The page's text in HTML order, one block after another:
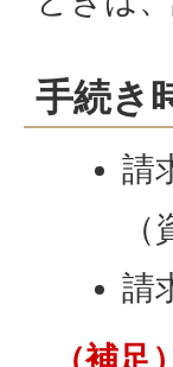
手続き
請
請
（補